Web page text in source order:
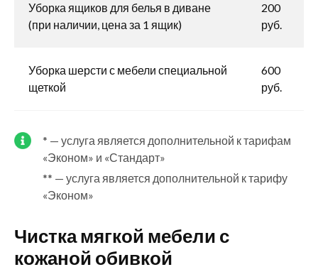
Уборка ящиков для белья в диване
(при наличии, цена за 1 ящик)
200
руб.
Уборка шерсти с мебели специальной
щеткой
600
руб.
* — услуга является дополнительной к тарифам
«Эконом» и «Стандарт»
** — услуга является дополнительной к тарифу
«Эконом»
Чистка мягкой мебели с
кожаной обивкой